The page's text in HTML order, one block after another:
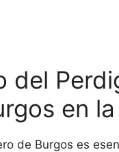
del
en
de Burgos es